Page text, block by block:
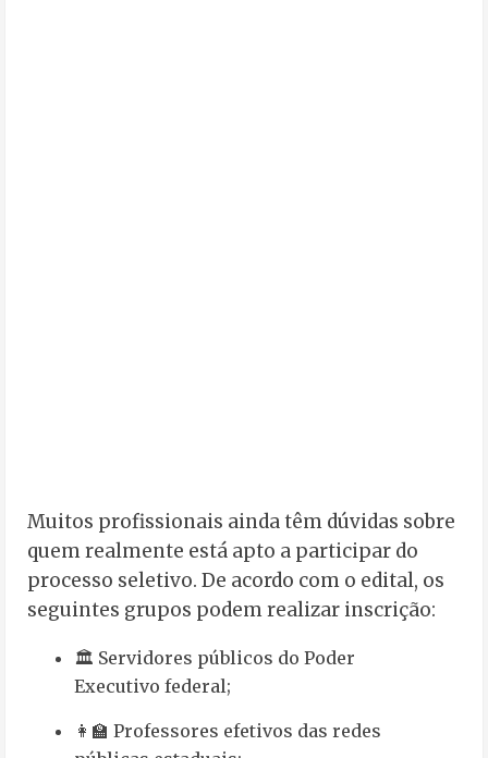
Muitos profissionais ainda têm dúvidas sobre
quem realmente está apto a participar do
processo seletivo. De acordo com o edital, os
seguintes grupos podem realizar inscrição:
🏛️ Servidores públicos do Poder
Executivo federal;
👩‍🏫 Professores efetivos das redes